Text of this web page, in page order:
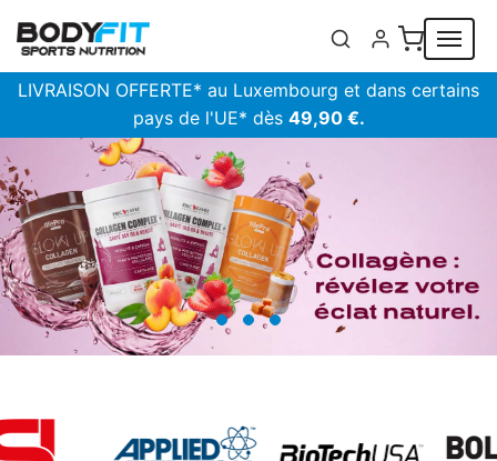
LIVRAISON OFFERTE* au Luxembourg et dans certains
pays de l'UE* dès 49,90 €.